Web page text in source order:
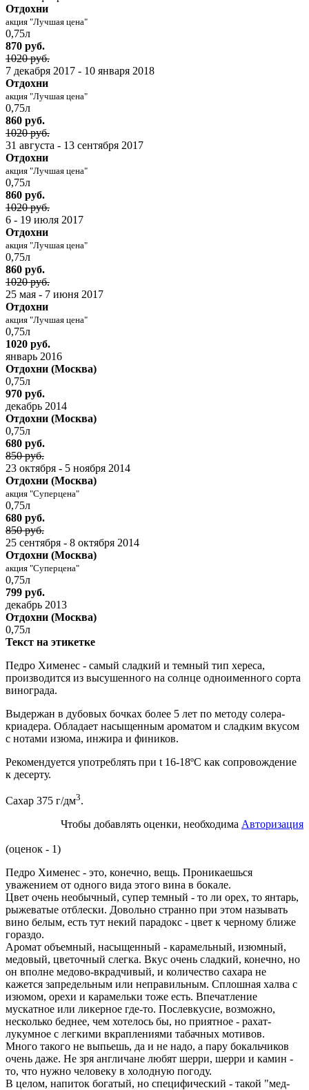
Отдохни
акция "Лучшая цена"
0,75л
870 руб.
1020 руб.
7 декабря 2017 - 10 января 2018
Отдохни
акция "Лучшая цена"
0,75л
860 руб.
1020 руб.
31 августа - 13 сентября 2017
Отдохни
акция "Лучшая цена"
0,75л
860 руб.
1020 руб.
6 - 19 июля 2017
Отдохни
акция "Лучшая цена"
0,75л
860 руб.
1020 руб.
25 мая - 7 июня 2017
Отдохни
акция "Лучшая цена"
0,75л
1020 руб.
январь 2016
Отдохни (Москва)
0,75л
970 руб.
декабрь 2014
Отдохни (Москва)
0,75л
680 руб.
850 руб.
23 октября - 5 ноября 2014
Отдохни (Москва)
акция "Суперцена"
0,75л
680 руб.
850 руб.
25 сентября - 8 октября 2014
Отдохни (Москва)
акция "Суперцена"
0,75л
799 руб.
декабрь 2013
Отдохни (Москва)
0,75л
Текст на этикетке
Педро Хименес - самый сладкий и темный тип хереса,
производится из высушенного на солнце одноименного сорта
винограда.
Выдержан в дубовых бочках более 5 лет по методу солера-
криадера. Обладает насыщенным ароматом и сладким вкусом
с нотами изюма, инжира и фиников.
Рекомендуется употреблять при t 16-18ºC как сопровождение
к десерту.
Сахар 375 г/дм3.
Чтобы добавлять оценки, необходима Авторизация
(оценок - 1)
Педро Хименес - это, конечно, вещь. Проникаешься
уважением от одного вида этого вина в бокале.
Цвет очень необычный, супер темный - то ли орех, то янтарь,
рыжеватые отблески. Довольно странно при этом называть
вино белым, есть тут некий парадокс - цвет к черному ближе
гораздо.
Аромат объемный, насыщенный - карамельный, изюмный,
медовый, цветочный слегка. Вкус очень сладкий, конечно, но
он вполне медово-вкрадчивый, и количество сахара не
кажется запредельным или неправильным. Сплошная халва с
изюмом, орехи и карамельки тоже есть. Впечатление
мускатное или ликерное где-то. Послевкусие, возможно,
несколько беднее, чем хотелось бы, но приятное - рахат-
лукумное с легкими вкраплениями табачных мотивов.
Много такого не выпьешь, да и не надо, а пару бокальчиков
очень даже. Не зря англичане любят шерри, шерри и камин -
то, что нужно человеку в холодную погоду.
В целом, напиток богатый, но специфический - такой "мед-